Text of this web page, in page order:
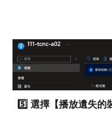
5️⃣ 選擇【播放遺失的